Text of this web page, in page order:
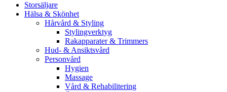
Storsäljare
Hälsa & Skönhet
Hårvård & Styling
Stylingverktyg
Rakapparater & Trimmers
Hud- & Ansiktsvård
Personvård
Hygien
Massage
Vård & Rehabilitering